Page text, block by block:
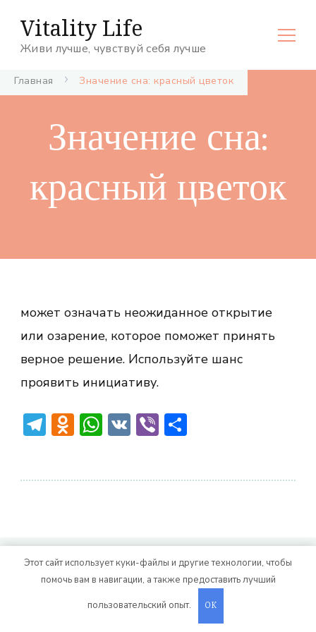
Vitality Life
Живи лучше, чувствуй себя лучше
Главная Значение сна: красный цветок
Значение сна:
красный цветок
может означать неожиданное открытие
или озарение, которое поможет принять
верное решение. Используйте шанс
проявить инициативу.
Telegram
Odnoklassniki
WhatsApp
VKViber
© Авторское право 2026 Vitality Life. Все права
защищены.CoachPress Lite | от автора
Blossom Themes. На платформеWordPress
Этот сайт использует куки-файлы и другие технологии, чтобы
помочь вам в навигации, а также предоставить лучший
пользовательский опыт.
OK